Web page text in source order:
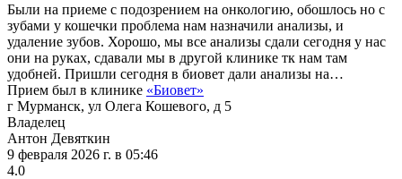
Были на приеме с подозрением на онкологию, обошлось но с
зубами у кошечки проблема нам назначили анализы, и
удаление зубов. Хорошо, мы все анализы сдали сегодня у нас
они на руках, сдавали мы в другой клинике тк нам там
удобней. Пришли сегодня в биовет дали анализы на…
Прием был в клинике «Биовет»
г Мурманск, ул Олега Кошевого, д 5
Владелец
Антон Девяткин
9 февраля 2026 г. в 05:46
4.0